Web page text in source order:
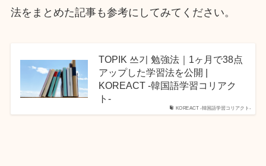
法をまとめた記事も参考にしてみてください。
KOREACT -韓国語学習コリアクト-
TOPIK 쓰기 勉強法｜1ヶ月で38点
アップした学習法を公開 |
KOREACT -韓国語学習コリアク
ト-